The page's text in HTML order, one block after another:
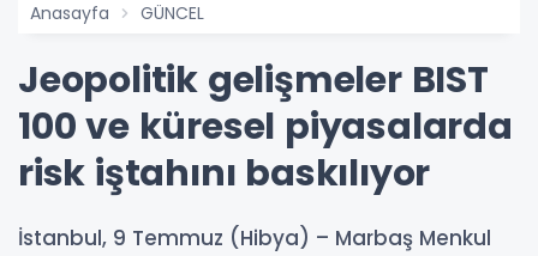
Anasayfa GÜNCEL
Jeopolitik gelişmeler BIST
100 ve küresel piyasalarda
risk iştahını baskılıyor
İstanbul, 9 Temmuz (Hibya) – Marbaş Menkul